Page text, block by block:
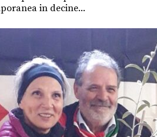
in decine...